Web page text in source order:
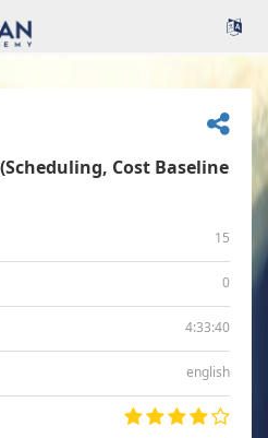
Cost Baseline
15
0
4:33:40
english